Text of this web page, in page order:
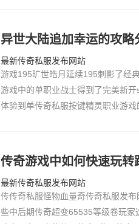
异世大陆追加幸运的攻略
最新传奇私服发布网站
游戏195旷世皓月延续195刺影了经
游戏中的单职业战士得到了完美新
体验到单传奇私服按键精灵职业游
传奇游戏中如何快速玩转
最新传奇私服发布网站
传传奇私服怪物血量奇传奇私服发
些中后期传奇超变65535等级卷玩